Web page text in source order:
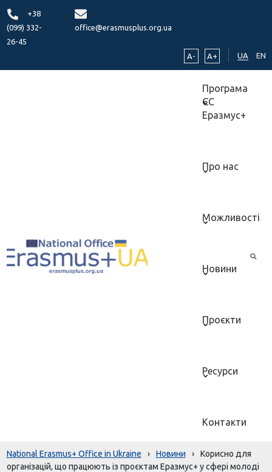
+38
(099) 332-
26-45
office@erasmusplus.org.ua
A- A+ UA EN
Програма
ЄС
Еразмус+
Про нас
Можливості
Новини
Проєкти
Ресурси
Контакти
National Erasmus+ Office in Ukraine › Новини ›
Корисно для
організацій, що працюють із проєктам Еразмус+ у сфері молоді